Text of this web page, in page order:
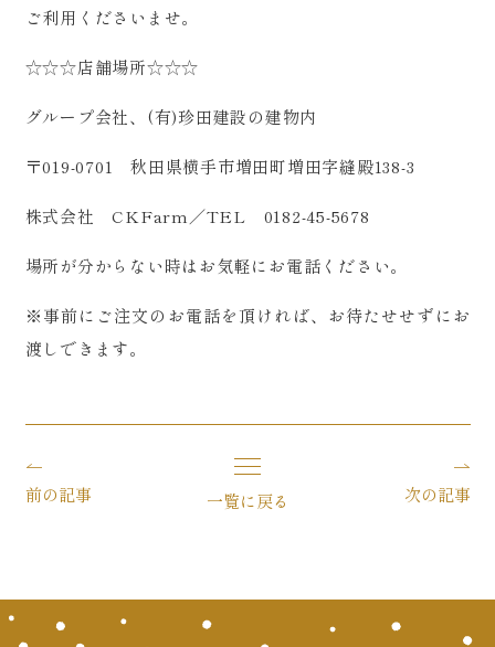
ご利用くださいませ。
☆☆☆店舗場所☆☆☆
グループ会社、(有)珍田建設の建物内
〒019-0701 秋田県横手市増田町増田字縫殿138-3
株式会社 CKFarm／TEL 0182-45-5678
場所が分からない時はお気軽にお電話ください。
※事前にご注文のお電話を頂ければ、お待たせせずにお
渡しできます。
前の記事 一覧に戻る 次の記事